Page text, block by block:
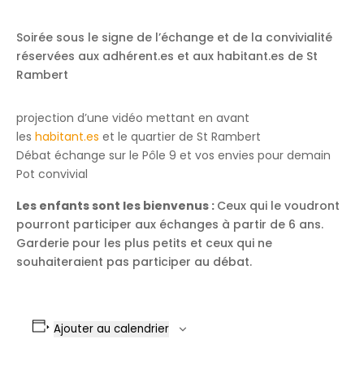
Soirée sous le signe de l’échange et de la convivialité
réservées aux adhérent.es et aux habitant.es de St
Rambert
projection d’une vidéo mettant en avant
les habitant.es et le quartier de St Rambert
Débat échange sur le Pôle 9 et vos envies pour demain
Pot convivial
Les enfants sont les bienvenus : Ceux qui le voudront
pourront participer aux échanges à partir de 6 ans.
Garderie pour les plus petits et ceux qui ne
souhaiteraient pas participer au débat.
Ajouter au calendrier